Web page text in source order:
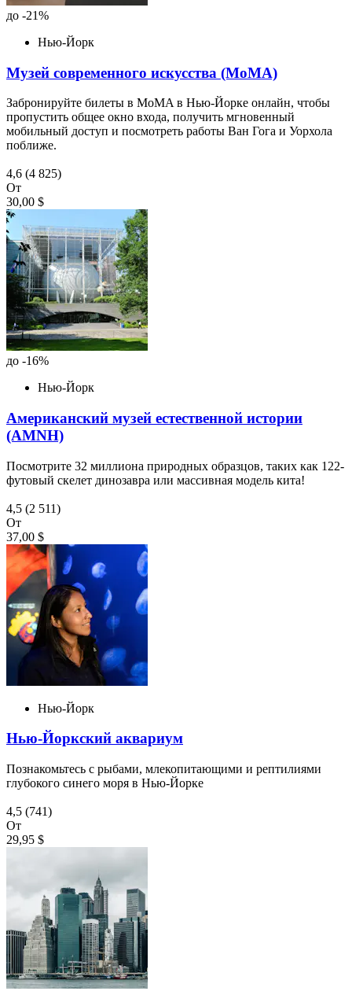
до -21%
Нью-Йорк
Музей современного искусства (МоМА)
Забронируйте билеты в MoMA в Нью-Йорке онлайн, чтобы
пропустить общее окно входа, получить мгновенный
мобильный доступ и посмотреть работы Ван Гога и Уорхола
поближе.
4,6 (4 825)
От
30,00 $
до -16%
Нью-Йорк
Американский музей естественной истории
(AMNH)
Посмотрите 32 миллиона природных образцов, таких как 122-
футовый скелет динозавра или массивная модель кита!
4,5 (2 511)
От
37,00 $
Нью-Йорк
Нью-Йоркский аквариум
Познакомьтесь с рыбами, млекопитающими и рептилиями
глубокого синего моря в Нью-Йорке
4,5 (741)
От
29,95 $